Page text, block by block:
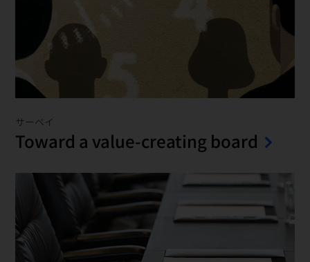
サーベイ
Toward a value-creating board